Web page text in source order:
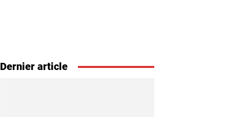
Dernier article